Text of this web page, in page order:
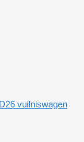
vuilniswagen